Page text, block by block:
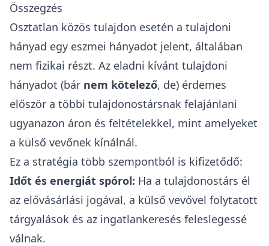
Összegzés
Osztatlan közös tulajdon esetén a tulajdoni
hányad egy eszmei hányadot jelent, általában
nem fizikai részt. Az eladni kívánt tulajdoni
hányadot (bár nem kötelező, de) érdemes
először a többi tulajdonostársnak felajánlani
ugyanazon áron és feltételekkel, mint amelyeket
a külső vevőnek kínálnál.
Ez a stratégia több szempontból is kifizetődő:
Időt és energiát spórol: Ha a tulajdonostárs él
az elővásárlási jogával, a külső vevővel folytatott
tárgyalások és az ingatlankeresés feleslegessé
válnak.